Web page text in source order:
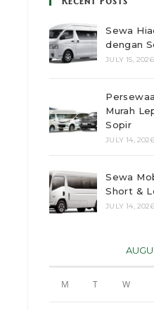
Sewa
dengan
JULY 15, 2026
Murah
Sopir
JULY 14, 2026
Sewa
Short &
JULY 14, 2026
M T W